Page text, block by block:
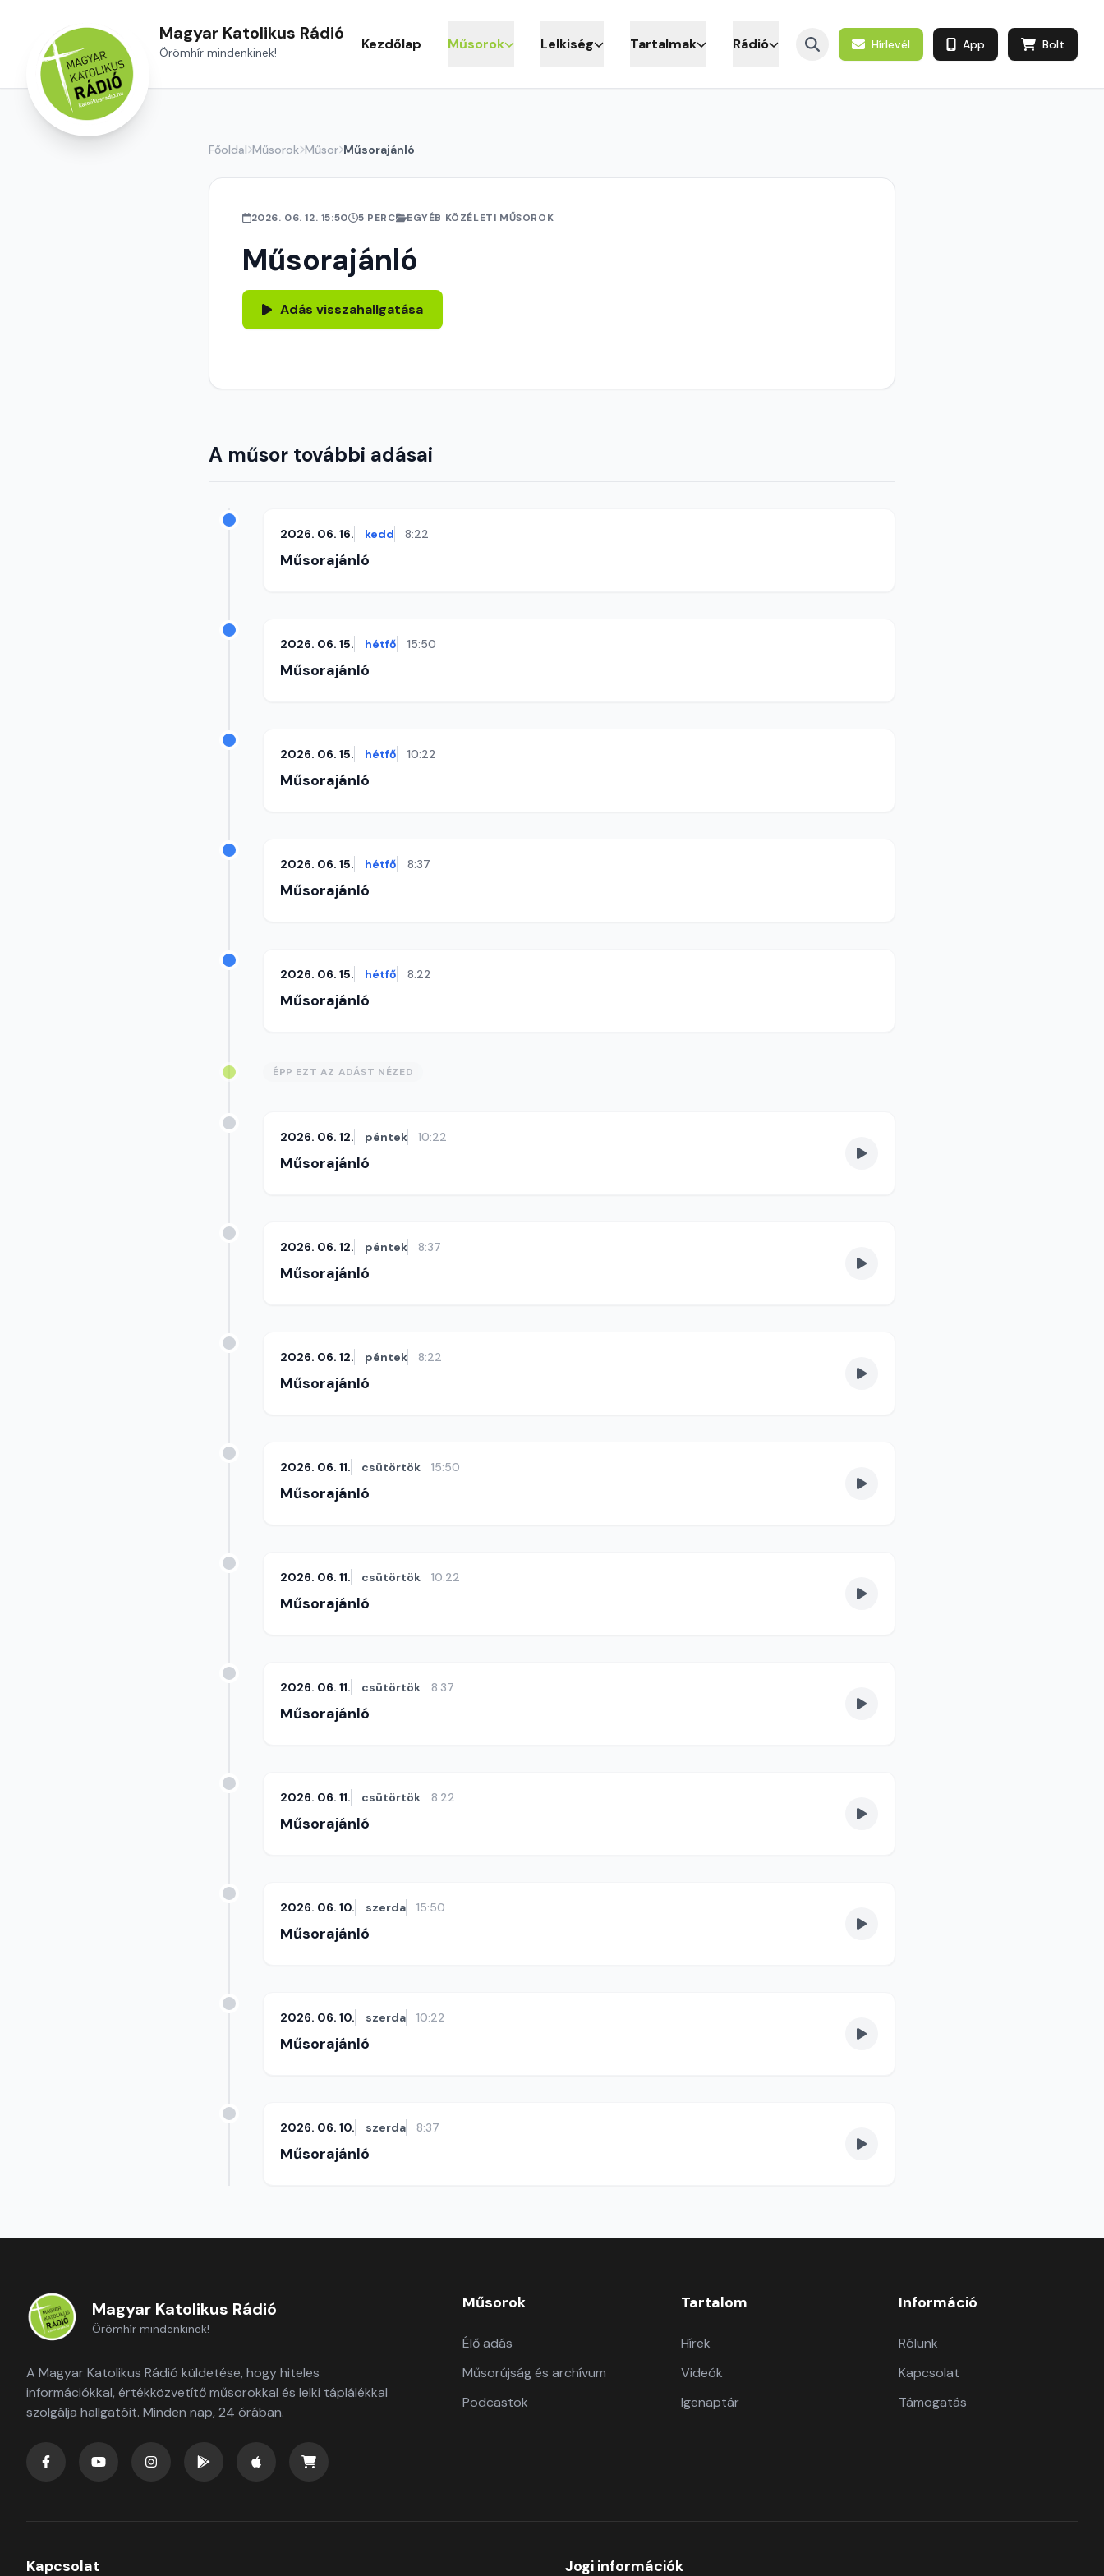
Magyar Katolikus Rádió
Örömhír mindenkinek! Kezdőlap Műsorok Lelkiség Tartalmak Rádió Hírlevél App Bolt
Főoldal Műsorok Műsor Műsorajánló
2026. 06. 12. 15:50 5 PERC EGYÉB KÖZÉLETI MŰSOROK
Műsorajánló
Adás visszahallgatása
A műsor további adásai
2026. 06. 16. kedd 8:22
Műsorajánló
2026. 06. 15. hétfő 15:50
Műsorajánló
2026. 06. 15. hétfő 10:22
Műsorajánló
2026. 06. 15. hétfő 8:37
Műsorajánló
2026. 06. 15. hétfő 8:22
Műsorajánló
ÉPP EZT AZ ADÁST NÉZED
2026. 06. 12. péntek 10:22
Műsorajánló
2026. 06. 12. péntek 8:37
Műsorajánló
2026. 06. 12. péntek 8:22
Műsorajánló
2026. 06. 11. csütörtök 15:50
Műsorajánló
2026. 06. 11. csütörtök 10:22
Műsorajánló
2026. 06. 11. csütörtök 8:37
Műsorajánló
2026. 06. 11. csütörtök 8:22
Műsorajánló
2026. 06. 10. szerda 15:50
Műsorajánló
2026. 06. 10. szerda 10:22
Műsorajánló
2026. 06. 10. szerda 8:37
Műsorajánló
Magyar Katolikus Rádió
Örömhír mindenkinek!
A Magyar Katolikus Rádió küldetése, hogy hiteles
információkkal, értékközvetítő műsorokkal és lelki táplálékkal
szolgálja hallgatóit. Minden nap, 24 órában.
Műsorok
Élő adás
Műsorújság és archívum
Podcastok
Tartalom
Hírek
Videók
Igenaptár
Információ
Rólunk
Kapcsolat
Támogatás
Kapcsolat Jogi információk